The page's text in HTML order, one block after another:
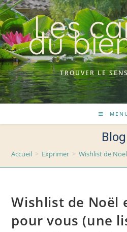
Skip
to
content
Les
du
TROUVER LE
Blog
Accueil > Exprimer > Wishlist de
Wishlist de Noël
pour vous (une